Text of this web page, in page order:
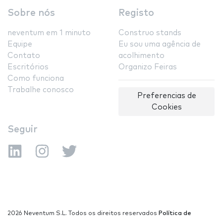
Sobre nós
neventum em 1 minuto
Equipe
Contato
Escritórios
Como funciona
Trabalhe conosco
Registo
Construo stands
Eu sou uma agência de
acolhimento
Organizo Feiras
Preferencias de
Cookies
Seguir
2026 Neventum S.L. Todos os direitos reservados Política de